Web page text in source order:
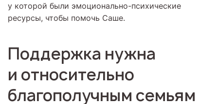
у которой были эмоционально-психические
ресурсы, чтобы помочь Саше.
Поддержка нужна
и относительно
благополучным семьям